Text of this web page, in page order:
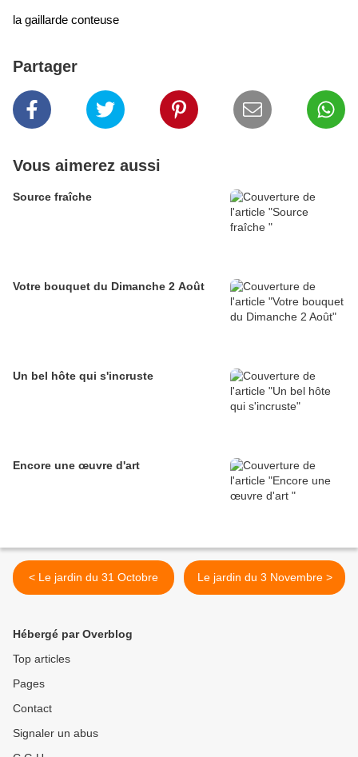
la gaillarde conteuse
Partager
Vous aimerez aussi
Source fraîche
Votre bouquet du Dimanche 2 Août
Un bel hôte qui s'incruste
Encore une œuvre d'art
< Le jardin du 31 Octobre Le jardin du 3 Novembre >
Hébergé par Overblog
Top articles
Pages
Contact
Signaler un abus